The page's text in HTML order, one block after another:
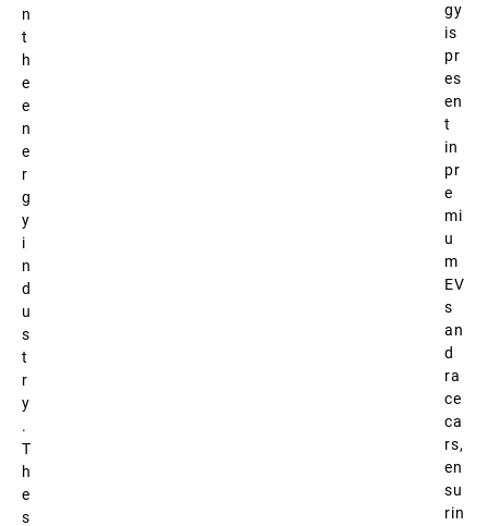
n
t
h
e
e
n
e
r
g
y
i
n
d
u
s
t
r
y
.
T
h
e
s
gy
is
pr
es
en
t
in
pr
e
mi
u
m
EV
s
an
d
ra
ce
ca
rs,
en
su
rin